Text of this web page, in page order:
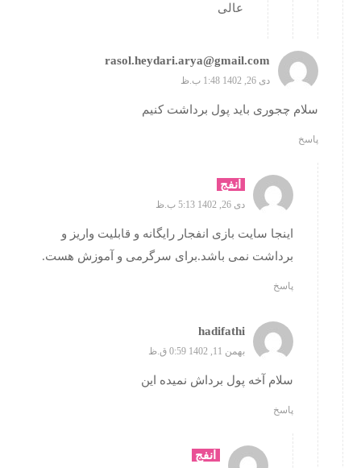
عالی
rasol.heydari.arya@gmail.com
دی 26, 1402 1:48 ب.ظ
سلام چجوری باید پول برداشت کنیم
پاسخ
انفج
دی 26, 1402 5:13 ب.ظ
اینجا سایت بازی انفجار رایگانه و قابلیت واریز و
برداشت نمی باشد.برای سرگرمی و آموزش هست.
پاسخ
hadifathi
بهمن 11, 1402 0:59 ق.ظ
سلام آخه پول برداش نمیده این
پاسخ
انفج